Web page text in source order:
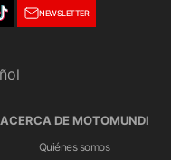
NEWSLETTER
ACERCA DE MOTOMUNDI
Quiénes somos